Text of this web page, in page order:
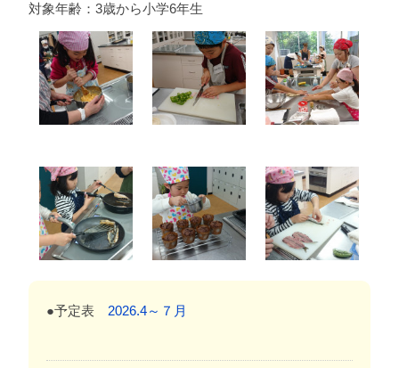
対象年齢：3歳から小学6年生
●予定表 2026.4～７月